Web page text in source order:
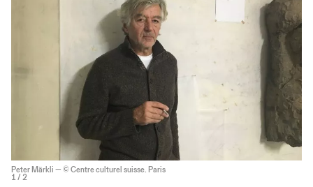
Peter Märkli — © Centre culturel suisse. Paris
1 / 2